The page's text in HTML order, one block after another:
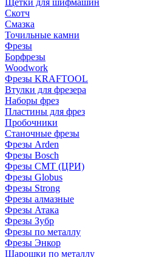
Щетки для шифмашин
Скотч
Смазка
Точильные камни
Фрезы
Борфрезы
Woodwork
Фрезы KRAFTOOL
Втулки для фрезера
Наборы фрез
Пластины для фрез
Пробочники
Станочные фрезы
Фрезы Arden
Фрезы Bosch
Фрезы CMT (ЦРИ)
Фрезы Globus
Фрезы Strong
Фрезы алмазные
Фрезы Атака
Фрезы Зубр
Фрезы по металлу
Фрезы Энкор
Шарошки по металлу